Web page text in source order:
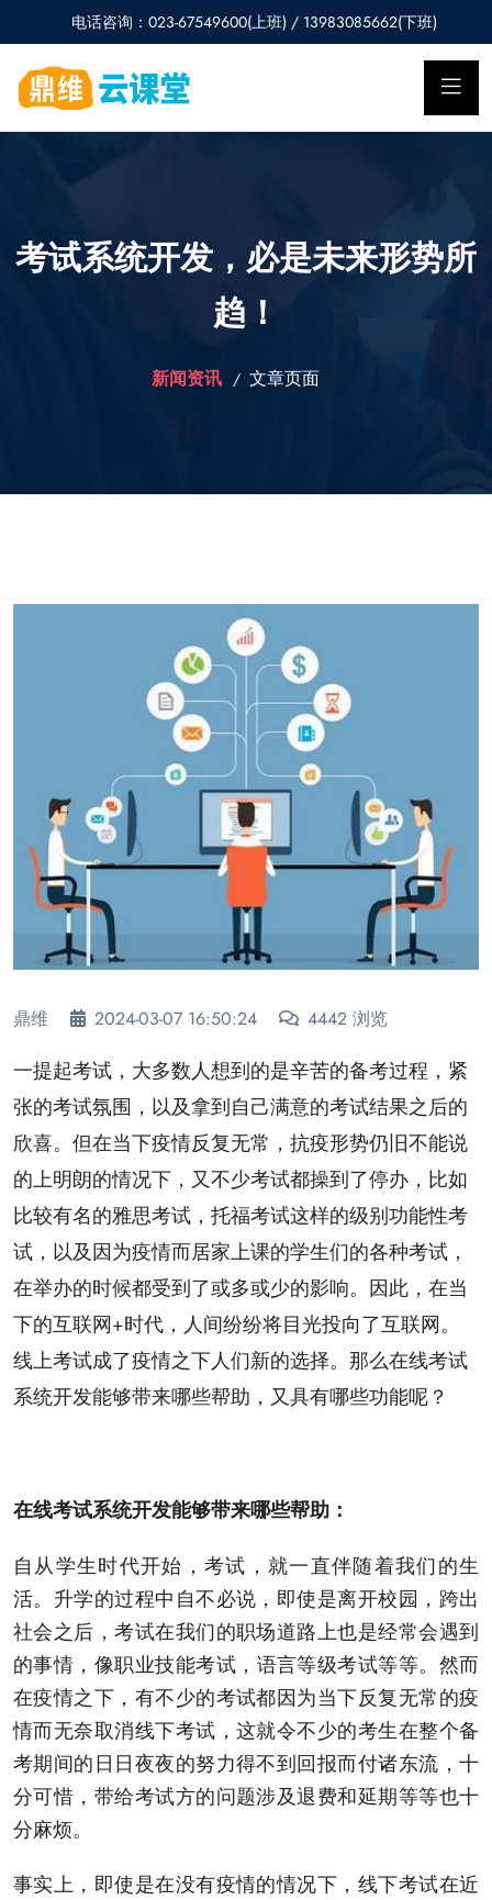
电话咨询：023-67549600(上班) / 13983085662(下班)
考试系统开发，必是未来形势所
趋！
新闻资讯 文章页面
鼎维 2024-03-07 16:50:24 4442 浏览
一提起考试，大多数人想到的是辛苦的备考过程，紧
张的考试氛围，以及拿到自己满意的考试结果之后的
欣喜。但在当下疫情反复无常，抗疫形势仍旧不能说
的上明朗的情况下，又不少考试都操到了停办，比如
比较有名的雅思考试，托福考试这样的级别功能性考
试，以及因为疫情而居家上课的学生们的各种考试，
在举办的时候都受到了或多或少的影响。因此，在当
下的互联网+时代，人间纷纷将目光投向了互联网。
线上考试成了疫情之下人们新的选择。那么在线考试
系统开发能够带来哪些帮助，又具有哪些功能呢？
在线考试系统开发能够带来哪些帮助 ：
自从学生时代开始 ，考试 ，就一直伴随着我们的生
活。 升学的过程中自不必说 ， 即使是离开校园 ， 跨出
社会之后 ，考试在我们的职场道路上也是经常会遇到
的事情 ， 像职业技能考试 ， 语言等级考试等等。 然而
在疫情之下 ， 有不少的考试都因为当下反复无常的疫
情而无奈取消线下考试 ，这就令不少的考生在整个备
考期间的日日夜夜的努力得不到回报而付诸东流 ，十
分可惜 ， 带给考试方的问题涉及退费和延期等等也十
分麻烦。
事实上 ， 即使是在没有疫情的情况下 ， 线下考试在近